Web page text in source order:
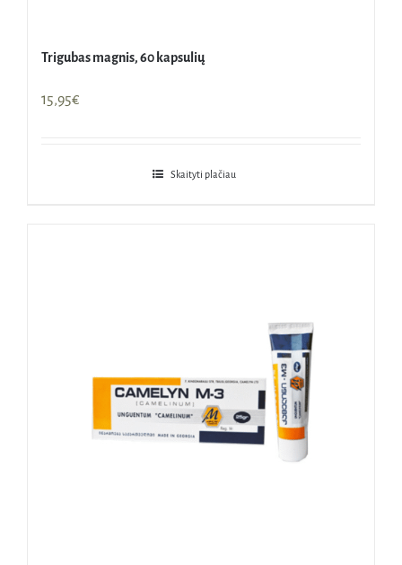
Trigubas magnis, 60 kapsulių
15,95€
Skaityti plačiau